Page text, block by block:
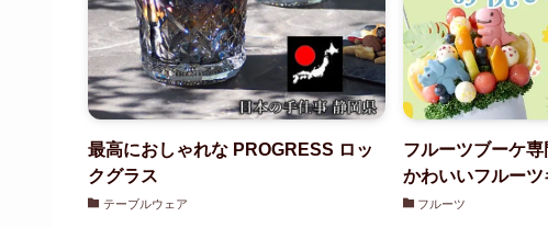
最高におしゃれな PROGRESS ロッ
クグラス
テーブルウェア
フルーツブーケ
かわいいフルーツ
フルーツ